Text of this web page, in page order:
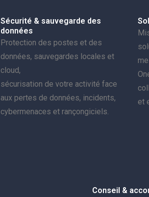
Sécurité & sauvegarde des
données
Protection des postes et des
données, sauvegardes locales et
cloud,
sécurisation de votre activité face
aux pertes de données, incidents,
cybermenaces et rançongiciels.
et
Conseil &